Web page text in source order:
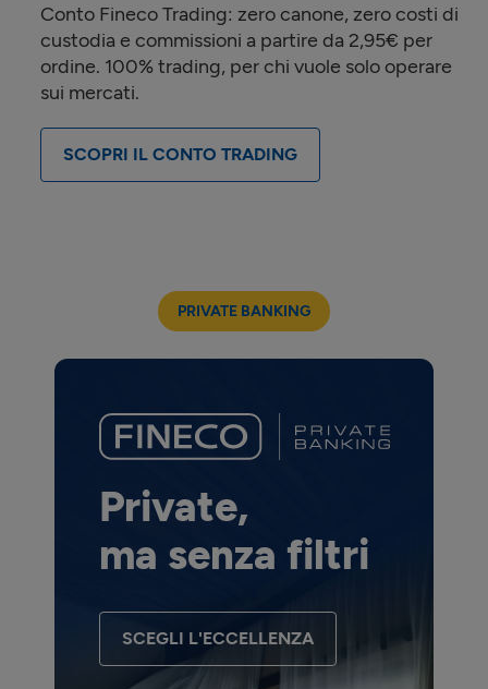
Conto Fineco Trading: zero canone, zero costi di
custodia e commissioni a partire da 2,95€ per
ordine. 100% trading, per chi vuole solo operare
sui mercati.
SCOPRI IL CONTO TRADING
PRIVATE BANKING
Private,
ma senza filtri
SCEGLI L'ECCELLENZA